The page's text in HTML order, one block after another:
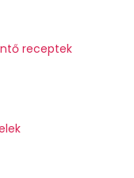
receptek